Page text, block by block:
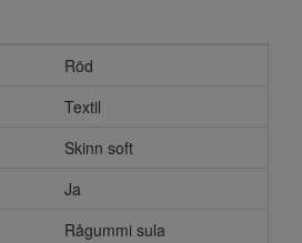
Röd
Textil
Skinn soft
Ja
Rågummi sula